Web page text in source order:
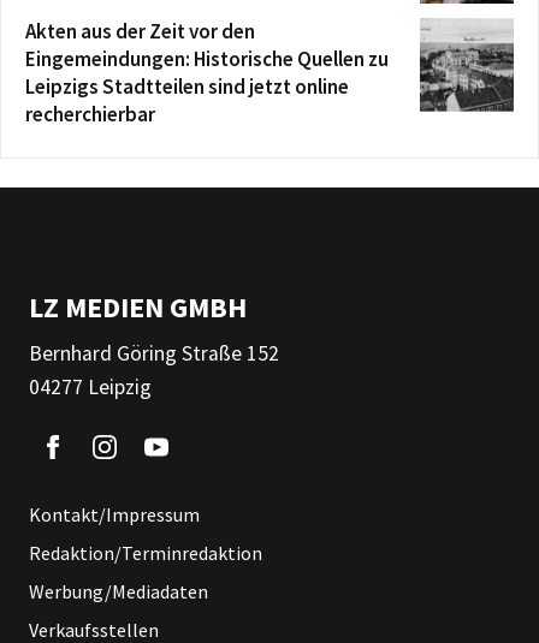
Akten aus der Zeit vor den
Eingemeindungen: Historische Quellen zu
Leipzigs Stadtteilen sind jetzt online
recherchierbar
LZ MEDIEN GMBH
Bernhard Göring Straße 152
04277 Leipzig
Kontakt/Impressum
Redaktion/Terminredaktion
Werbung/Mediadaten
Verkaufsstellen